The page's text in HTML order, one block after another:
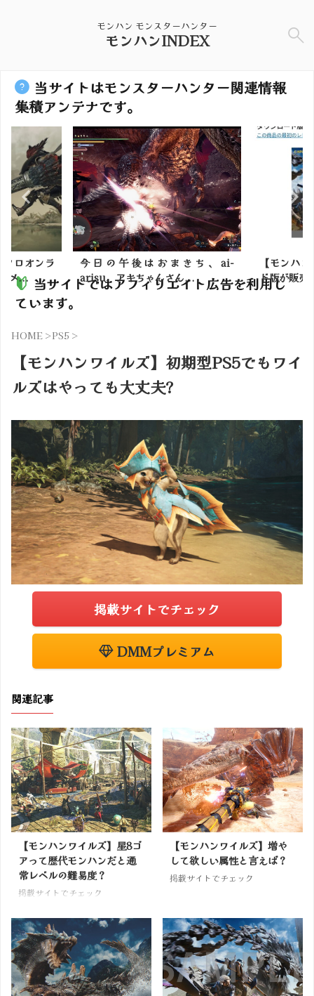
モンハン モンスターハンター
モンハンINDEX
当サイトはモンスターハンター関連情報
集積アンテナです。
の午後はおまきち、ai-
、アキちゃんさん...
【モンハンワイルズ】ダウンロ
ド版が販売休止になってた...
当サイトではアフィリエイト広告を利用し
ています。
HOME >PS5 >
【モンハンワイルズ】初期型PS5でもワイ
ルズはやっても大丈夫?
掲載サイトでチェック
DMMプレミアム
関連記事
【モンハンワイルズ】星8ゴ
アって歴代モンハンだと通
常レベルの難易度？
掲載サイトでチェック
【モンハンワイルズ】増や
して欲しい属性と言えば？
掲載サイトでチェック